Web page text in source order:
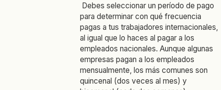
Debes seleccionar un período de pago
para determinar con qué frecuencia
pagas a tus trabajadores internacionales,
al igual que lo haces al pagar a los
empleados nacionales. Aunque algunas
empresas pagan a los empleados
mensualmente, los más comunes son
quincenal (dos veces al mes) y